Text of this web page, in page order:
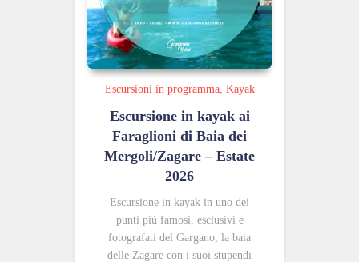
Escursioni in programma Kayak
Escursione in kayak ai
Faraglioni di Baia dei
Mergoli/Zagare – Estate
2026
Escursione in kayak in uno dei
punti più famosi, esclusivi e
fotografati del Gargano, la baia
delle Zagare con i suoi stupendi